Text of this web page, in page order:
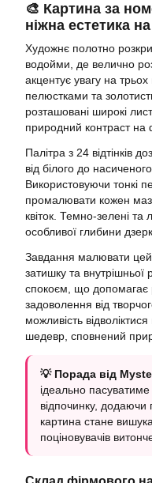
🎨 Картина за
ніжна естетика
Художнє полотно
водойми, де велично
акцентує увагу на
пелюстками та
розташовані широкі
природний контраст на
Палітра з 24 відтінків
від білого до
Використовуючи тонкі
промалювати кожен
квіток. Темно-зелені
особливої глибини
Завдання малювати
затишку та внутрішньої
спокоєм, що допомагає
задоволення від
можливість
шедевр, сповнений
💡 Порада від
ідеально пасуватиме
відпочинку, додаючи
картина стане
поціновувачів